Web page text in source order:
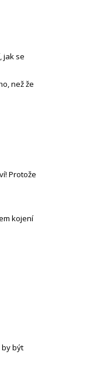
jak se
než že
Protože
kojení
by být